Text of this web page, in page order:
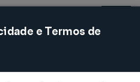
Acessar
e Termos de